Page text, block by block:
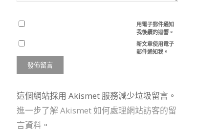
用電子郵件通知
我後續的迴響。
新文章使用電子
郵件通知我。
這個網站採用 Akismet 服務減少垃圾留言。
進一步了解 Akismet 如何處理網站訪客的留
言資料。